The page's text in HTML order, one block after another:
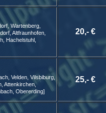
Wartenberg,
Altfraunhofen,
Hachelstuhl,
20,- €
Velden, Vilsbiburg,
Attenkirchen,
Obererding]
25,- €